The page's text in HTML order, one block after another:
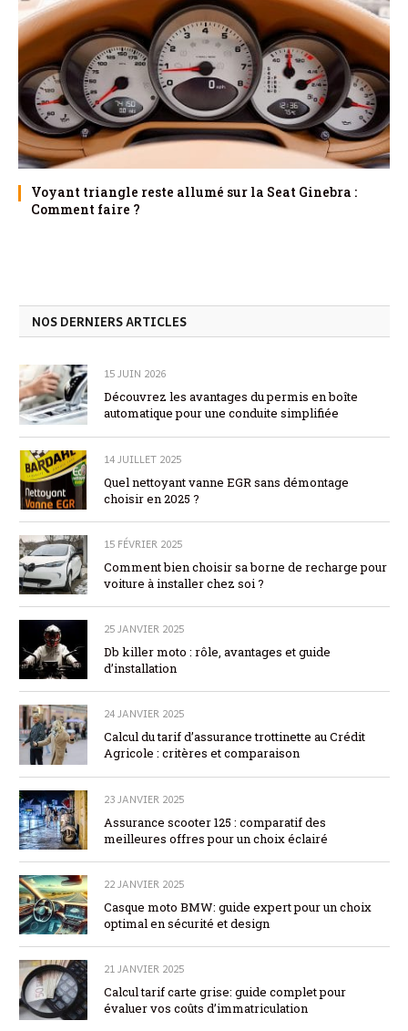
Voyant triangle reste allumé sur la Seat Ginebra :
Comment faire ?
NOS DERNIERS ARTICLES
15 JUIN 2026
Découvrez les avantages du permis en boîte
automatique pour une conduite simplifiée
14 JUILLET 2025
Quel nettoyant vanne EGR sans démontage
choisir en 2025 ?
15 FÉVRIER 2025
Comment bien choisir sa borne de recharge pour
voiture à installer chez soi ?
25 JANVIER 2025
Db killer moto : rôle, avantages et guide
d’installation
24 JANVIER 2025
Calcul du tarif d’assurance trottinette au Crédit
Agricole : critères et comparaison
23 JANVIER 2025
Assurance scooter 125 : comparatif des
meilleures offres pour un choix éclairé
22 JANVIER 2025
Casque moto BMW: guide expert pour un choix
optimal en sécurité et design
21 JANVIER 2025
Calcul tarif carte grise: guide complet pour
évaluer vos coûts d’immatriculation